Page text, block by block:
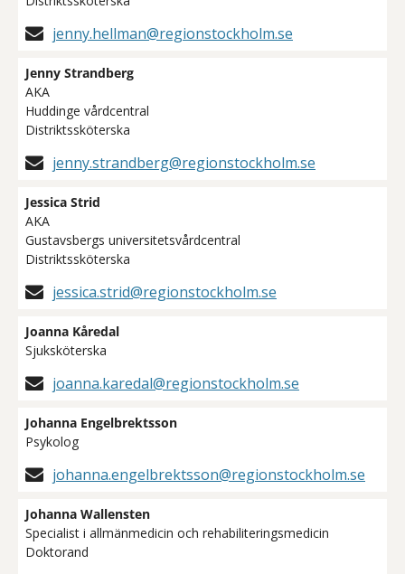
jenny.hellman@regionstockholm.se
Jenny Strandberg
AKA
Huddinge vårdcentral
Distriktssköterska
jenny.strandberg@regionstockholm.se
Jessica Strid
AKA
Gustavsbergs universitetsvårdcentral
Distriktssköterska
jessica.strid@regionstockholm.se
Joanna Kåredal
Sjuksköterska
joanna.karedal@regionstockholm.se
Johanna Engelbrektsson
Psykolog
johanna.engelbrektsson@regionstockholm.se
Johanna Wallensten
Specialist i allmänmedicin och rehabiliteringsmedicin
Doktorand